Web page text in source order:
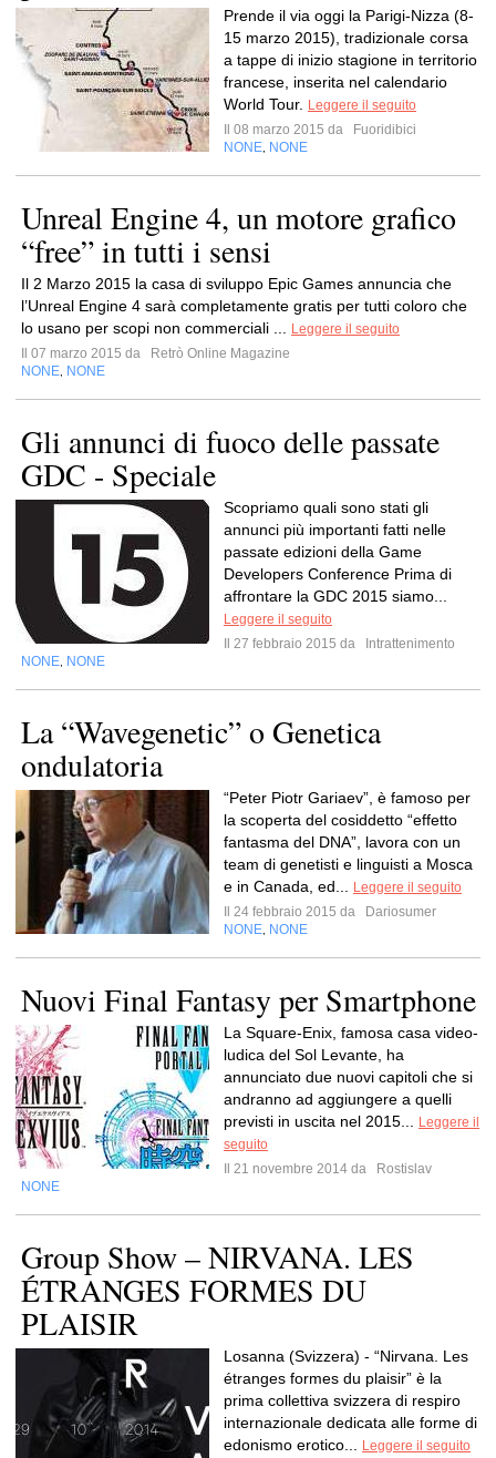
Prende il via oggi la Parigi-Nizza (8-
15 marzo 2015), tradizionale corsa
a tappe di inizio stagione in territorio
francese, inserita nel calendario
World Tour.
Leggere il seguito
Il 08 marzo 2015 da
Fuoridibici
NONE NONE
Unreal Engine 4, un motore grafico
“free” in tutti i sensi
Il 2 Marzo 2015 la casa di sviluppo Epic Games annuncia che
l’Unreal Engine 4 sarà completamente gratis per tutti coloro che
lo usano per scopi non commerciali ...
Leggere il seguito
Il 07 marzo 2015 da
Retrò Online Magazine
NONE NONE
Gli annunci di fuoco delle passate
GDC - Speciale
Scopriamo quali sono stati gli
annunci più importanti fatti nelle
passate edizioni della Game
Developers Conference Prima di
affrontare la GDC 2015 siamo...
Leggere il seguito
Il 27 febbraio 2015 da
Intrattenimento
NONE NONE
La “Wavegenetic” o Genetica
ondulatoria
“Peter Piotr Gariaev”, è famoso per
la scoperta del cosiddetto “effetto
fantasma del DNA”, lavora con un
team di genetisti e linguisti a Mosca
e in Canada, ed...
Leggere il seguito
Il 24 febbraio 2015 da
Dariosumer
NONE NONE
Nuovi Final Fantasy per Smartphone
La Square-Enix, famosa casa video-
ludica del Sol Levante, ha
annunciato due nuovi capitoli che si
andranno ad aggiungere a quelli
previsti in uscita nel 2015...
Leggere il
seguito
Il 21 novembre 2014 da
Rostislav
NONE
Group Show – NIRVANA. LES
ÉTRANGES FORMES DU
PLAISIR
Losanna (Svizzera) - “Nirvana. Les
étranges formes du plaisir” è la
prima collettiva svizzera di respiro
internazionale dedicata alle forme di
edonismo erotico...
Leggere il seguito